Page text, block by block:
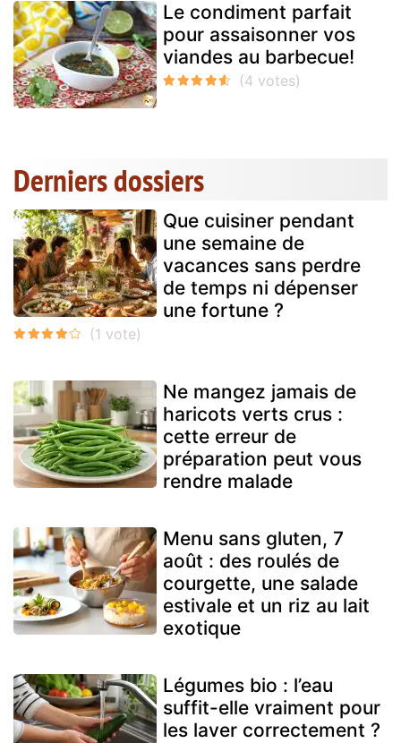
Le condiment parfait
pour assaisonner vos
viandes au barbecue!
Derniers dossiers
Que cuisiner pendant
une semaine de
vacances sans perdre
de temps ni dépenser
une fortune ?
Ne mangez jamais de
haricots verts crus :
cette erreur de
préparation peut vous
rendre malade
Menu sans gluten, 7
août : des roulés de
courgette, une salade
estivale et un riz au lait
exotique
Légumes bio : l’eau
suffit-elle vraiment pour
les laver correctement ?